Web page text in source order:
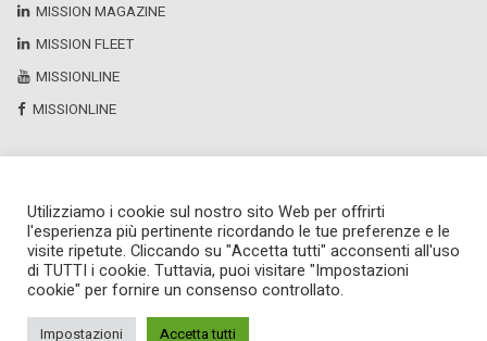
MISSION MAGAZINE
MISSION FLEET
MISSIONLINE
MISSIONLINE
Copyright © 2025 by Newsteca
P.Iva 13171520151
Newsteca S.r.l.
Via Larga, 6
Utilizziamo i cookie sul nostro sito Web per offrirti
l'esperienza più pertinente ricordando le tue preferenze e le
visite ripetute. Cliccando su "Accetta tutti" acconsenti all'uso
di TUTTI i cookie. Tuttavia, puoi visitare "Impostazioni
cookie" per fornire un consenso controllato.
Impostazioni Accetta tutti